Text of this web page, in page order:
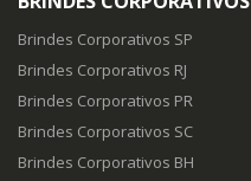
Brindes Corporativos SP
Brindes Corporativos RJ
Brindes Corporativos PR
Brindes Corporativos SC
Brindes Corporativos BH